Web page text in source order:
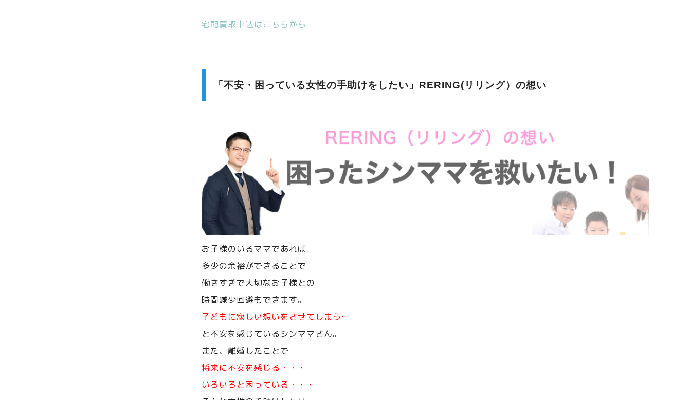
宅配買取申込はこちらから
「不安・困っている女性の手助けをしたい」RERING(リリング）の想い
お子様のいるママであれば
多少の余裕ができることで
働きすぎで大切なお子様との
時間減少回避もできます。
子どもに寂しい想いをさせてしまう…
と不安を感じているシンママさん。
また、離婚したことで
将来に不安を感じる・・・
いろいろと困っている・・・